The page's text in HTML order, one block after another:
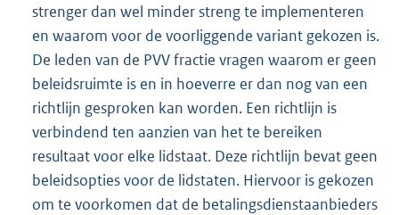
strenger dan wel minder streng te implementeren
en waarom voor de voorliggende variant gekozen is.
De leden van de PVV fractie vragen waarom er geen
beleidsruimte is en in hoeverre er dan nog van een
richtlijn gesproken kan worden. Een richtlijn is
verbindend ten aanzien van het te bereiken
resultaat voor elke lidstaat. Deze richtlijn bevat geen
beleidsopties voor de lidstaten. Hiervoor is gekozen
om te voorkomen dat de betalingsdienstaanbieders